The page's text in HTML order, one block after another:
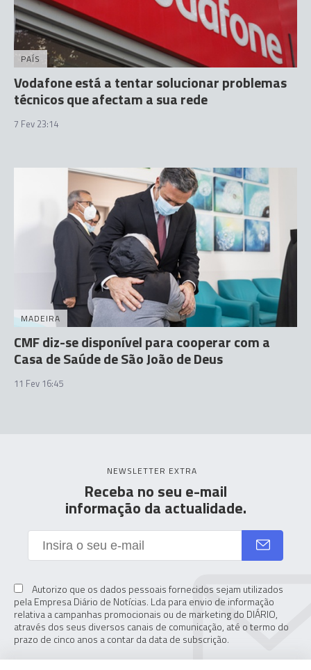
PAÍS
Vodafone está a tentar solucionar problemas
técnicos que afectam a sua rede
7 Fev 23:14
MADEIRA
CMF diz-se disponível para cooperar com a
Casa de Saúde de São João de Deus
11 Fev 16:45
NEWSLETTER EXTRA
Receba no seu e-mail
informação da actualidade.
Autorizo que os dados pessoais fornecidos sejam utilizados
pela Empresa Diário de Notícias. Lda para envio de informação
relativa a campanhas promocionais ou de marketing do DIÁRIO,
através dos seus diversos canais de comunicação, até o termo do
prazo de cinco anos a contar da data de subscrição.